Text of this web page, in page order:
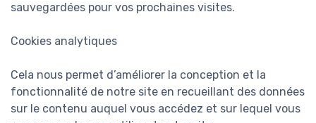
sauvegardées pour vos prochaines visites.
Cookies analytiques
Cela nous permet d’améliorer la conception et la
fonctionnalité de notre site en recueillant des données
sur le contenu auquel vous accédez et sur lequel vous